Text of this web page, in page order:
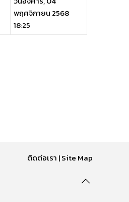
พฤศจิกายน 2568
18:25
ติดต่อเรา |Site Map